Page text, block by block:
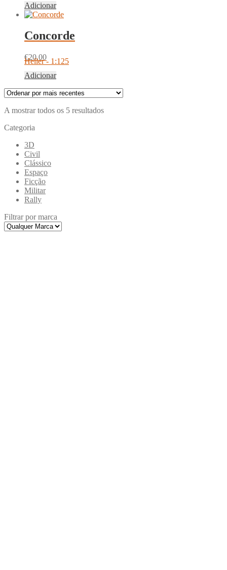
Adicionar
Concorde
€20.00
Heller - 1:125
Adicionar
A mostrar todos os 5 resultadosOrdenado
Categoria
3D
Civil
Clássico
Espaço
Ficção
Militar
Rally
Filtrar por marca